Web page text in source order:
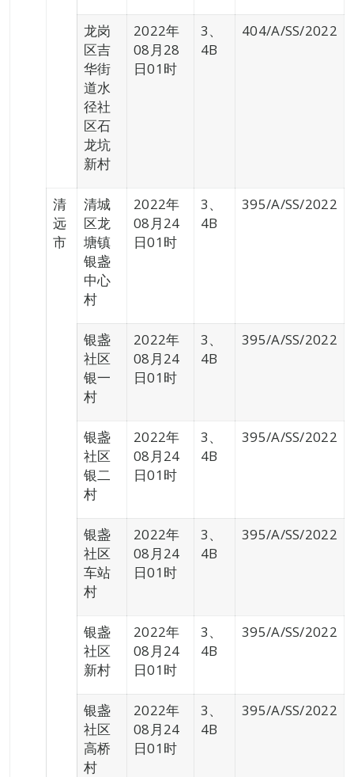
龙岗
区吉
华街
道水
径社
区石
龙坑
新村
2022年
08月28
日01时
3、
4B
404/A/SS/2022
清
远
市
清城
区龙
塘镇
银盏
中心
村
2022年
08月24
日01时
3、
4B
395/A/SS/2022
银盏
社区
银一
村
2022年
08月24
日01时
3、
4B
395/A/SS/2022
银盏
社区
银二
村
2022年
08月24
日01时
3、
4B
395/A/SS/2022
银盏
社区
车站
村
2022年
08月24
日01时
3、
4B
395/A/SS/2022
银盏
社区
新村
2022年
08月24
日01时
3、
4B
395/A/SS/2022
银盏
社区
高桥
村
2022年
08月24
日01时
3、
4B
395/A/SS/2022